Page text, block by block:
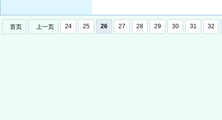
首页 上一页 24 25 26 27 28 29 30 31 32